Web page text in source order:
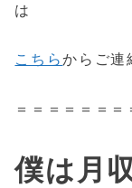
は
こちらからご連
＝＝＝＝＝＝
僕は月